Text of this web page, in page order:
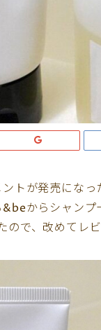
トが発売になっ
からシャンプ
で、改めてレビ